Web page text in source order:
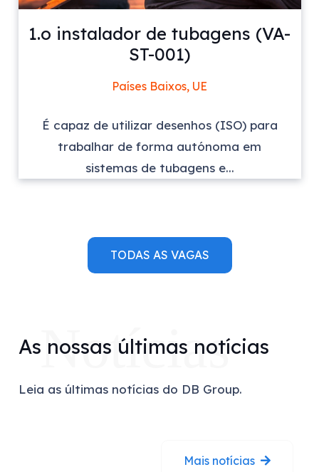
1.o instalador de tubagens (VA-
ST-001)
Países Baixos, UE
É capaz de utilizar desenhos (ISO) para
trabalhar de forma autónoma em
sistemas de tubagens e...
TODAS AS VAGAS
Notícias
As nossas últimas notícias
Leia as últimas notícias do DB Group.
Mais notícias